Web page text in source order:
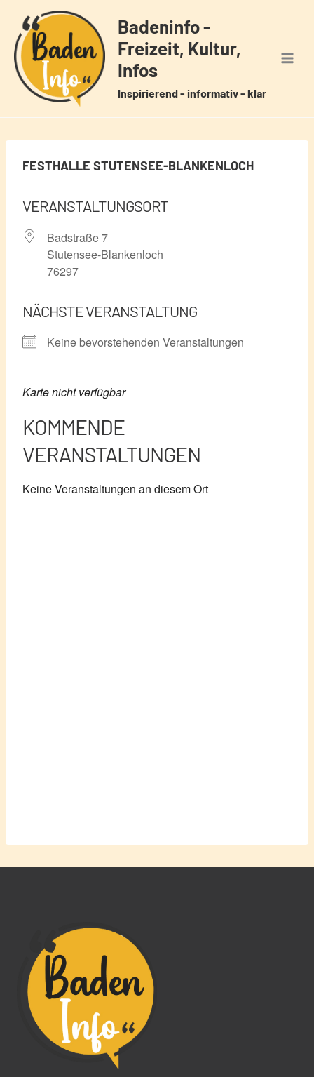
Inhalt
springen
Badeninfo -
Freizeit, Kultur,
Infos
Inspirierend - informativ - klar
FESTHALLE STUTENSEE-BLANKENLOCH
VERANSTALTUNGSORT
Badstraße 7
Stutensee-Blankenloch
76297
NÄCHSTE VERANSTALTUNG
Keine bevorstehenden Veranstaltungen
Karte nicht verfügbar
KOMMENDE
VERANSTALTUNGEN
Keine Veranstaltungen an diesem Ort